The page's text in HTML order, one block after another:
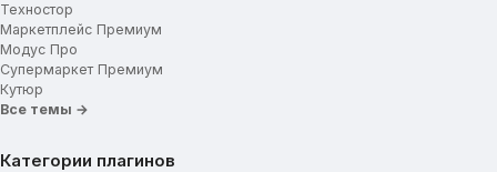
Техностор
Маркетплейс Премиум
Модус Про
Супермаркет Премиум
Кутюр
Все темы →
Категории плагинов